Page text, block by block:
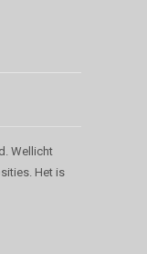
Wellicht
Het is